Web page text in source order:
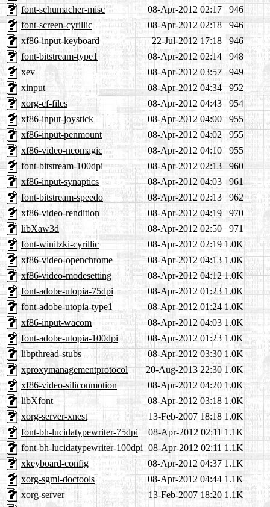
font-schumacher-misc
08-Apr-2012 02:17
946
font-screen-cyrillic
08-Apr-2012 02:18
946
xf86-input-keyboard
22-Jul-2012 17:18
946
font-bitstream-type1
08-Apr-2012 02:14
948
xev
08-Apr-2012 03:57
949
xinput
08-Apr-2012 04:34
952
xorg-cf-files
08-Apr-2012 04:43
954
xf86-input-joystick
08-Apr-2012 04:00
955
xf86-input-penmount
08-Apr-2012 04:02
955
xf86-video-neomagic
08-Apr-2012 04:10
955
font-bitstream-100dpi
08-Apr-2012 02:13
960
xf86-input-synaptics
08-Apr-2012 04:03
961
font-bitstream-speedo
08-Apr-2012 02:13
962
xf86-video-rendition
08-Apr-2012 04:19
970
libXaw3d
08-Apr-2012 02:50
971
font-winitzki-cyrillic
08-Apr-2012 02:19 1.0K
xf86-video-openchrome
08-Apr-2012 04:13 1.0K
xf86-video-modesetting
08-Apr-2012 04:12 1.0K
font-adobe-utopia-75dpi
08-Apr-2012 01:23 1.0K
font-adobe-utopia-type1
08-Apr-2012 01:24 1.0K
xf86-input-wacom
08-Apr-2012 04:03 1.0K
font-adobe-utopia-100dpi
08-Apr-2012 01:23 1.0K
libpthread-stubs
08-Apr-2012 03:30 1.0K
xproxymanagementprotocol
20-Aug-2013 22:30 1.0K
xf86-video-siliconmotion
08-Apr-2012 04:20 1.0K
libXfont
08-Apr-2012 03:18 1.0K
xorg-server-xnest
13-Feb-2007 18:18 1.0K
font-bh-lucidatypewriter-75dpi
08-Apr-2012 02:11 1.1K
font-bh-lucidatypewriter-100dpi 08-Apr-2012 02:11 1.1K
xkeyboard-config
08-Apr-2012 04:37 1.1K
xorg-sgml-doctools
08-Apr-2012 04:44 1.1K
xorg-server
13-Feb-2007 18:20 1.1K